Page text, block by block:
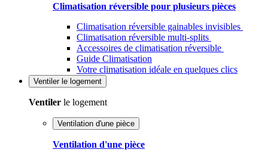
Climatisation réversible pour plusieurs pièces
Climatisation réversible gainables invisibles
Climatisation réversible multi-splits
Accessoires de climatisation réversible
Guide Climatisation
Votre climatisation idéale en quelques clics
Ventiler le logement
Ventiler le logement
Ventilation d'une pièce
Ventilation d'une pièce